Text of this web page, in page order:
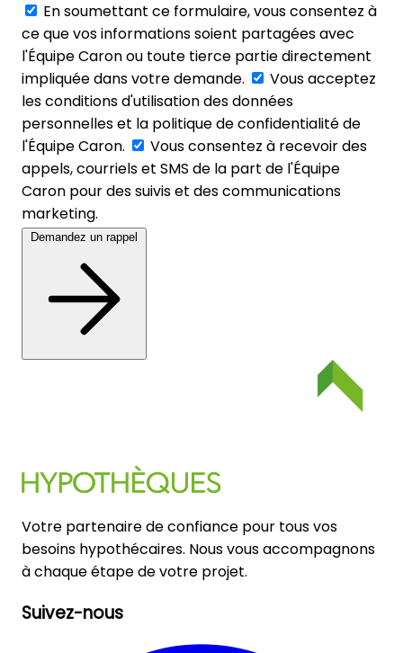
En soumettant ce formulaire, vous consentez à
ce que vos informations soient partagées avec
l'Équipe Caron ou toute tierce partie directement
impliquée dans votre demande.
Vous acceptez
les conditions d'utilisation des données
personnelles et la politique de confidentialité de
l'Équipe Caron.
Vous consentez à recevoir des
appels, courriels et SMS de la part de l'Équipe
Caron pour des suivis et des communications
marketing.
Demandez un rappel
Votre partenaire de confiance pour tous vos
besoins hypothécaires. Nous vous accompagnons
à chaque étape de votre projet.
Suivez-nous